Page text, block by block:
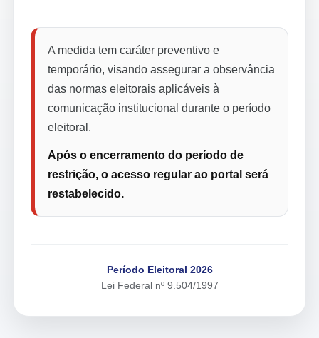
A medida tem caráter preventivo e
temporário, visando assegurar a observância
das normas eleitorais aplicáveis à
comunicação institucional durante o período
eleitoral.
Após o encerramento do período de
restrição, o acesso regular ao portal será
restabelecido.
Período Eleitoral 2026
Lei Federal nº 9.504/1997